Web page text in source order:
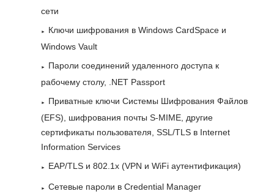
сети
Ключи шифрования в Windows CardSpace и
Windows Vault
Пароли соединений удаленного доступа к
рабочему столу, .NET Passport
Приватные ключи Системы Шифрования Файлов
(EFS), шифрования почты S-MIME, другие
сертификаты пользователя, SSL/TLS в Internet
Information Services
EAP/TLS и 802.1x (VPN и WiFi аутентификация)
Сетевые пароли в Credential Manager